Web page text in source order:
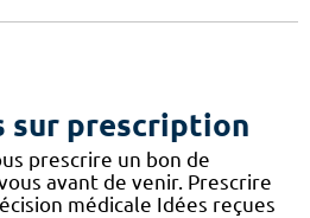
sur prescription
prescrire un bon de
avant de venir. Prescrire
médicale Idées reçues